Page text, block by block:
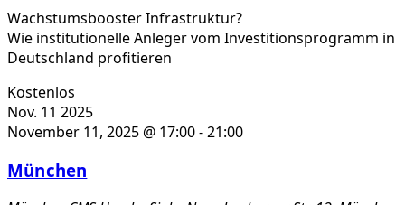
Wachstumsbooster Infrastruktur?
Wie institutionelle Anleger vom Investitionsprogramm in
Deutschland profitieren
Kostenlos
Nov. 11 2025
November 11, 2025 @ 17:00-21:00
München